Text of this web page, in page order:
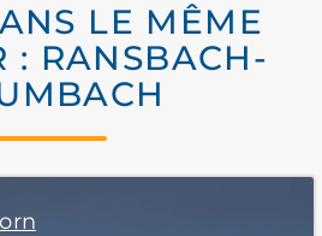
LE MÊME
: RANSBACH-